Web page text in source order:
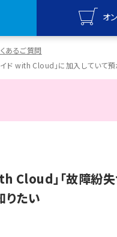
オ
オンラ
あるご質問
ド with Cloud」に加入していて
Cloud」「故障
りたい